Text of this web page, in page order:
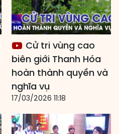
Cử tri vùng cao
biên giới Thanh Hóa
hoàn thành quyền và
nghĩa vụ
17/03/2026 11:18